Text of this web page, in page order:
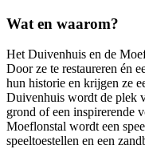
Wat en waarom?
Het Duivenhuis en de
Door ze te restaureren én
hun historie en krijgen ze
Duivenhuis wordt de plek
grond of een inspirerende
Moeflonstal wordt een
speeltoestellen en een